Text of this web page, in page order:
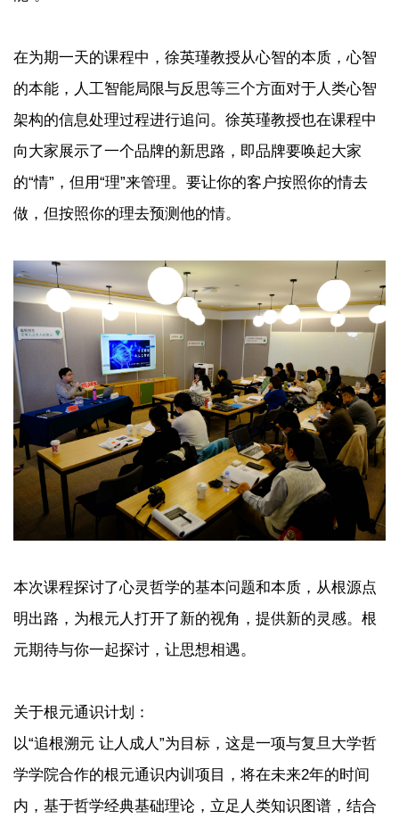
在为期一天的课程中，徐英瑾教授从心智的本质，心智
的本能，人工智能局限与反思等三个方面对于人类心智
架构的信息处理过程进行追问。徐英瑾教授也在课程中
向大家展示了一个品牌的新思路，即品牌要唤起大家
的“情”，但用“理”来管理。要让你的客户按照你的情去
做，但按照你的理去预测他的情。
本次课程探讨了心灵哲学的基本问题和本质，从根源点
明出路，为根元人打开了新的视角，提供新的灵感。根
元期待与你一起探讨，让思想相遇。
关于根元通识计划：
以“追根溯元 让人成人”为目标，这是一项与复旦大学哲
学学院合作的根元通识内训项目，将在未来2年的时间
内，基于哲学经典基础理论，立足人类知识图谱，结合